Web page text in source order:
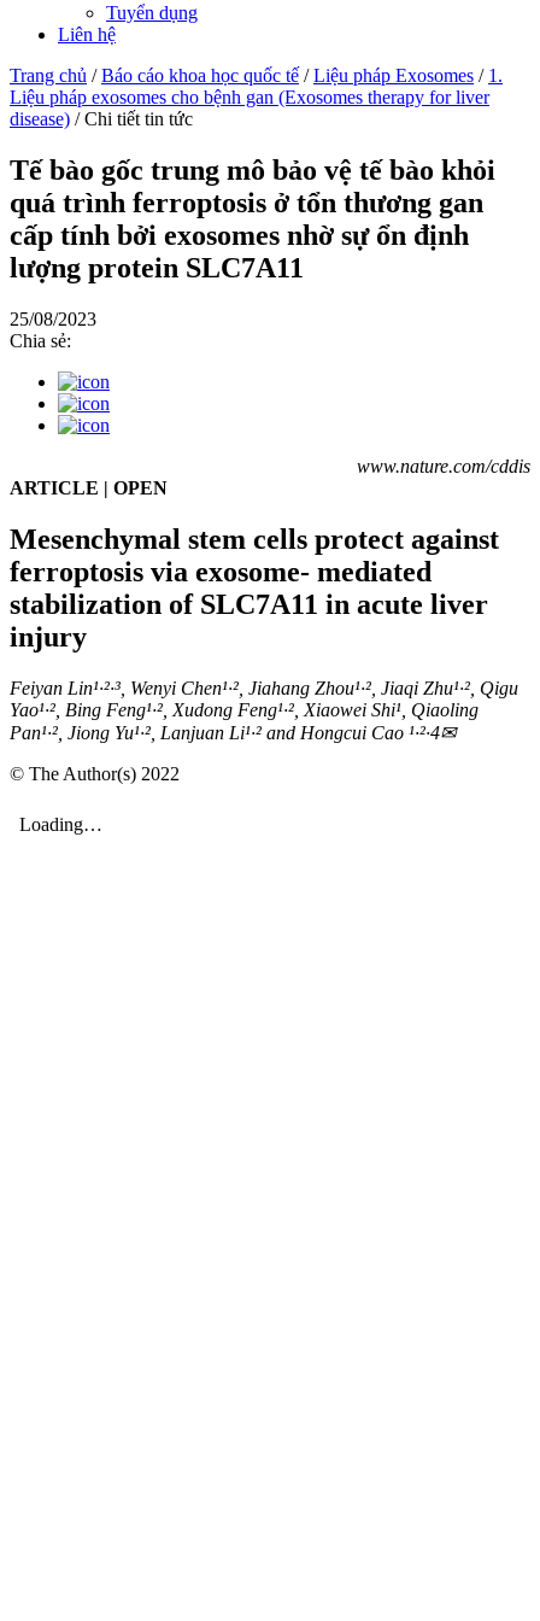
Tuyển dụng
Liên hệ
Trang chủ /Báo cáo khoa học quốc tế /Liệu pháp Exosomes / 1.
Liệu pháp exosomes cho bệnh gan (Exosomes therapy for liver
disease) /Chi tiết tin tức
Tế bào gốc trung mô bảo vệ tế bào khỏi
quá trình ferroptosis ở tổn thương gan
cấp tính bởi exosomes nhờ sự ổn định
lượng protein SLC7A11
25/08/2023
Chia sẻ:
www.nature.com/cddis
ARTICLE | OPEN
Mesenchymal stem cells protect against
ferroptosis via exosome- mediated
stabilization of SLC7A11 in acute liver
injury
Feiyan Lin¹·²·³, Wenyi Chen¹·², Jiahang Zhou¹·², Jiaqi Zhu¹·², Qigu
Yao¹·², Bing Feng¹·², Xudong Feng¹·², Xiaowei Shi¹, Qiaoling
Pan¹·², Jiong Yu¹·², Lanjuan Li¹·² and Hongcui Cao ¹·²·4✉
© The Author(s) 2022